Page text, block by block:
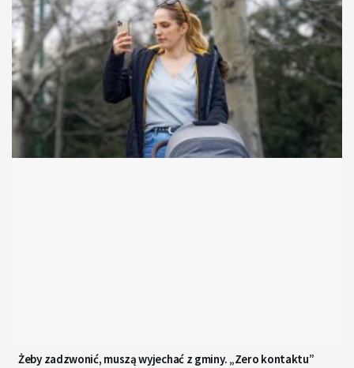
Żeby zadzwonić, muszą wyjechać z gminy. „Zero kontaktu”